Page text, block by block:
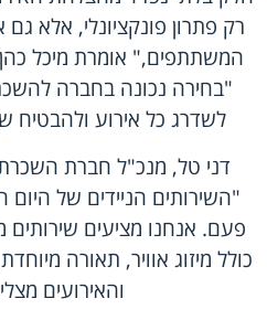
רק פתרון פונקציונלי, אלא
המשתתפים," אומרת מיכל
"בחירה נכונה בחברה
לשדרג כל אירוע ולהבטיח
דני טל, מנכ"ל חברת השכרת
"השירותים הניידים של
פעם. אנחנו מציעים שירותים
כולל מיזוג אוויר, תאורה
והאירועים